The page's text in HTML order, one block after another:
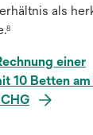
als
8
einer
10 Betten